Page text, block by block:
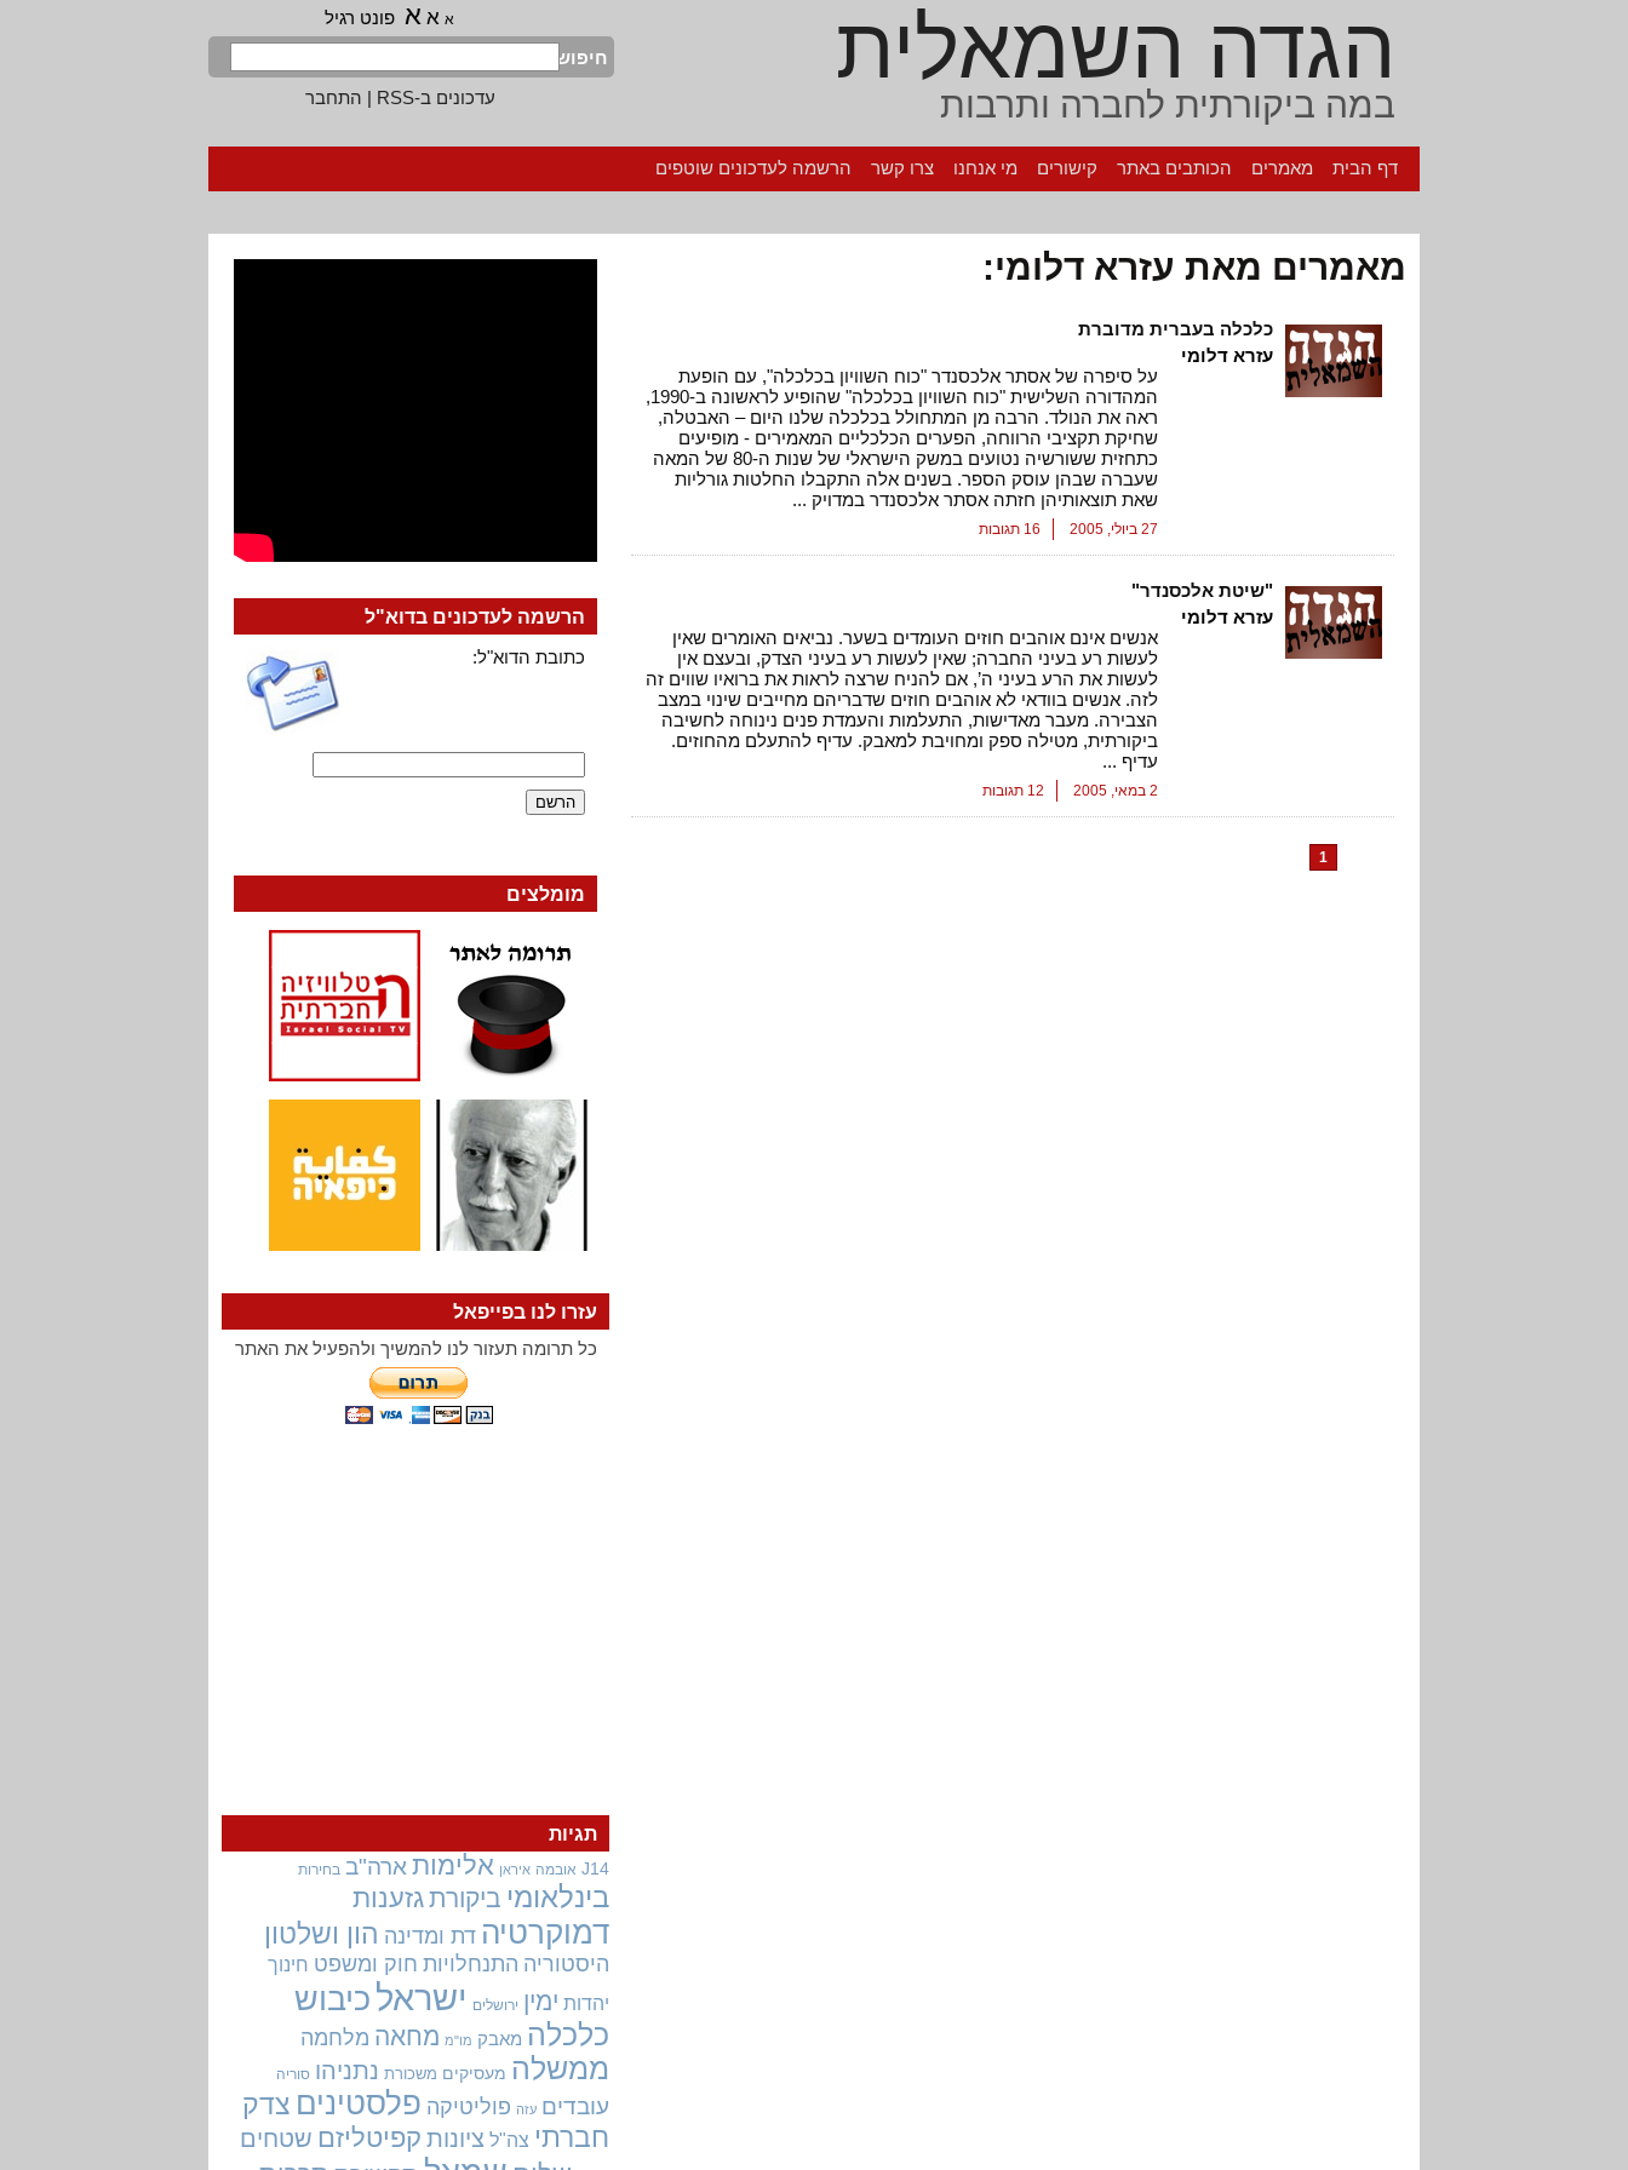
הגדה השמאלית
במה ביקורתית לחברה ותרבות
א א א פונט רגיל
חיפוש
עדכונים ב-RSS
| התחבר
דף הבית מאמרים הכותבים באתר קישורים מי אנחנו צרו קשר הרשמה לעדכונים שוטפים
מאמרים מאת עזרא דלומי:
כלכלה בעברית מדוברת
עזרא דלומי
על סיפרה של אסתר אלכסנדר "כוח השוויון בכלכלה", עם הופעת
המהדורה השלישית "כוח השוויון בכלכלה" שהופיע לראשונה ב-1990,
ראה את הנולד. הרבה מן המתחולל בכלכלה שלנו היום – האבטלה,
שחיקת תקציבי הרווחה, הפערים הכלכליים המאמירים - מופיעים
כתחזית ששורשיה נטועים במשק הישראלי של שנות ה-80 של המאה
שעברה שבהן עוסק הספר. בשנים אלה התקבלו החלטות גורליות
שאת תוצאותיהן חזתה אסתר אלכסנדר במדויק ...
27 ביולי, 2005 16 תגובות
"שיטת אלכסנדר"
עזרא דלומי
אנשים אינם אוהבים חוזים העומדים בשער. נביאים האומרים שאין
לעשות רע בעיני החברה; שאין לעשות רע בעיני הצדק, ובעצם אין
לעשות את הרע בעיני ה’, אם להניח שרצה לראות את ברואיו שווים זה
לזה. אנשים בוודאי לא אוהבים חוזים שדבריהם מחייבים שינוי במצב
הצבירה. מעבר מאדישות, התעלמות והעמדת פנים נינוחה לחשיבה
ביקורתית, מטילה ספק ומחויבת למאבק. עדיף להתעלם מהחוזים.
עדיף ...
2 במאי, 2005 12 תגובות
1
הרשמה לעדכונים בדוא"ל
כתובת הדוא"ל:
מומלצים
עזרו לנו בפייפאל
כל תרומה תעזור לנו להמשיך ולהפעיל את האתר
תגיות
J14 אובמה איראן אלימות ארה"ב בחירות
בינלאומי ביקורתגזענות
דמוקרטיה דת ומדינה הון ושלטון
היסטוריה התנחלויות חוק ומשפט חינוך
יהדות ימין ירושלים ישראל כיבוש
כלכלה מאבק מו"מ מחאה מלחמה
ממשלה מעסיקים משכורת נתניהו סוריה
עובדים עזה פוליטיקה פלסטינים צדק
חברתי צה"ל ציונות קפיטליזם שטחים